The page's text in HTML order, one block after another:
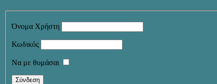
Όνομα Χρήστη
Κωδικός
Να με θυμάσαι